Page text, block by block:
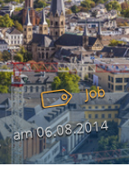
Job
am06.08.2014